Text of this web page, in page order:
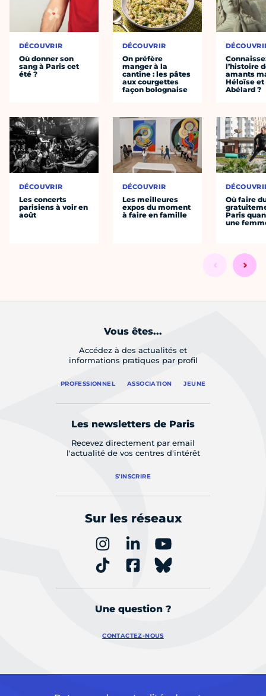
DÉCOUVRIR
Où donner son
sang à Paris cet
été ?
DÉCOUVRIR
Les concerts
parisiens à voir en
août
DÉCOUVRIR
On préfère
manger à la
cantine : les pâtes
aux courgettes
façon bolognaise
DÉCOUVRIR
Les meilleures
expos du moment
à faire en famille
l’histoire
amants
Héloïse et
Abélard ?
Où faire
Paris
une
Vous êtes...
Accédez à des actualités et
informations pratiques par profil
PROFESSIONNEL ASSOCIATION JEUNE
Les newsletters de Paris
Recevez directement par email
l'actualité de vos centres d'intérêt
S'INSCRIRE
Sur les réseaux
Une question ?
CONTACTEZ-NOUS